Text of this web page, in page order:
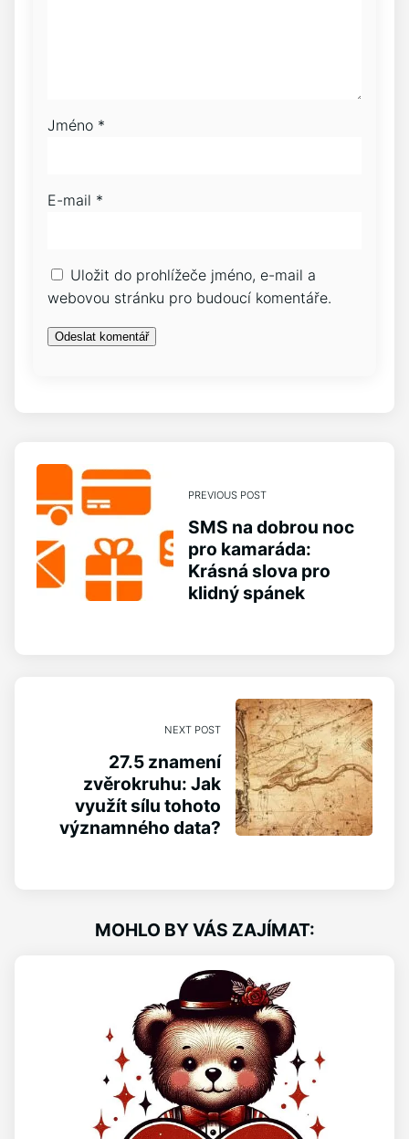
Jméno *
E-mail *
Uložit do prohlížeče jméno, e-mail a
webovou stránku pro budoucí komentáře.
PREVIOUS POST
SMS na dobrou noc
pro kamaráda:
Krásná slova pro
klidný spánek
NEXT POST
27.5 znamení
zvěrokruhu: Jak
využít sílu tohoto
významného data?
MOHLO BY VÁS ZAJÍMAT: